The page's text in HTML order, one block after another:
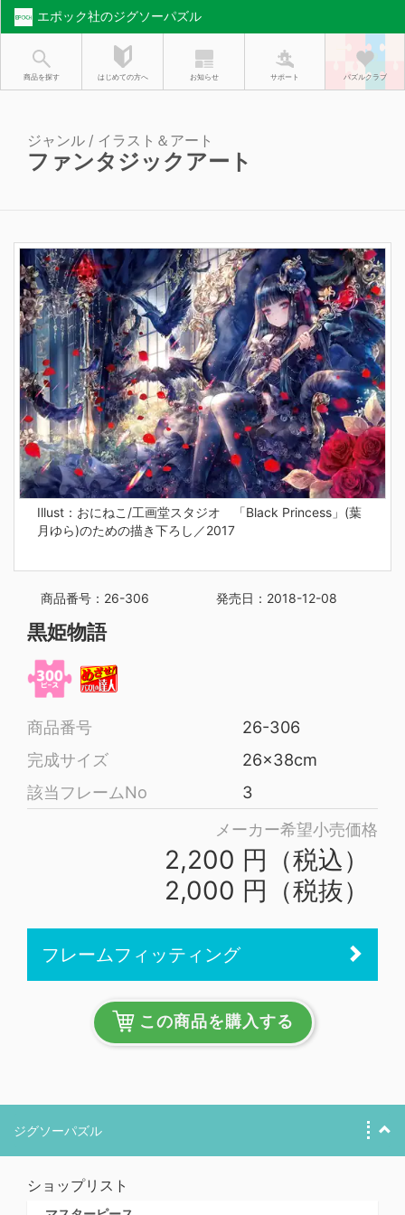
エポック社のジグソーパズル
商品を探す はじめての方へ お知らせ サポート パズルクラブ
ジャンル / イラスト＆アート
ファンタジックアート
Illust：おにねこ/工画堂スタジオ 「Black Princess」(葉
月ゆら)のための描き下ろし／2017
商品番号：26-306 発売日：2018-12-08
黒姫物語
商品番号
26-306
完成サイズ
26x38cm
該当フレームNo
3
メーカー希望小売価格
2,200 円（税込）
2,000 円（税抜）
フレームフィッティング
この商品を購入する
ジグソーパズル
ショップリスト